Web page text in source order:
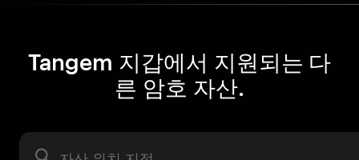
Tangem 지갑에서 지원되는 다
른 암호 자산.